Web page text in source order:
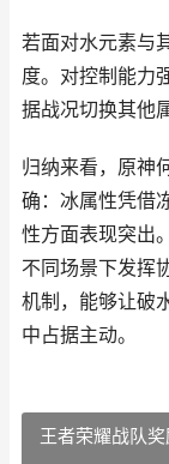
若面对水元素与
度。对控制能力
据战况切换其他
归纳来看，原神
确：冰属性凭借
性方面表现突出
不同场景下发挥
机制，能够让破
中占据主动。
王者荣耀战队